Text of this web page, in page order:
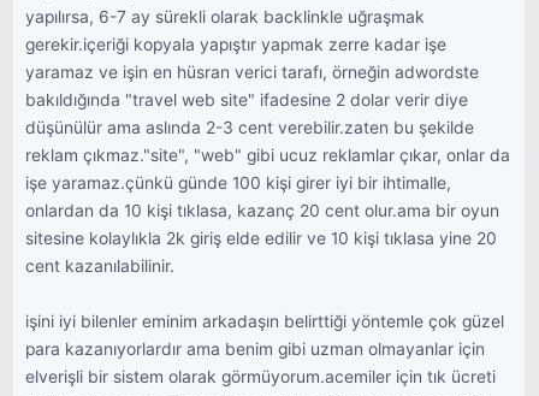
yapılırsa, 6-7 ay sürekli olarak backlinkle uğraşmak
gerekir.içeriği kopyala yapıştır yapmak zerre kadar işe
yaramaz ve işin en hüsran verici tarafı, örneğin adwordste
bakıldığında "travel web site" ifadesine 2 dolar verir diye
düşünülür ama aslında 2-3 cent verebilir.zaten bu şekilde
reklam çıkmaz."site", "web" gibi ucuz reklamlar çıkar, onlar da
işe yaramaz.çünkü günde 100 kişi girer iyi bir ihtimalle,
onlardan da 10 kişi tıklasa, kazanç 20 cent olur.ama bir oyun
sitesine kolaylıkla 2k giriş elde edilir ve 10 kişi tıklasa yine 20
cent kazanılabilinir.
işini iyi bilenler eminim arkadaşın belirttiği yöntemle çok güzel
para kazanıyorlardır ama benim gibi uzman olmayanlar için
elverişli bir sistem olarak görmüyorum.acemiler için tık ücreti